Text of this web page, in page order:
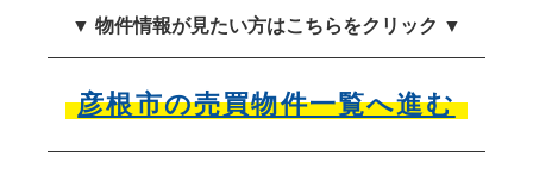
▼ 物件情報が見たい方はこちらをクリック ▼
彦根市の売買物件一覧へ進む